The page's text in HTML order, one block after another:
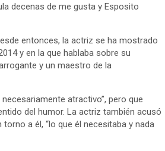
decenas de me gusta y Esposito
entonces, la actriz se ha mostrado
y en la que hablaba sobre su
y un maestro de la
atractivo”, pero que
del humor. La actriz también acusó
a él, “lo que él necesitaba y nada